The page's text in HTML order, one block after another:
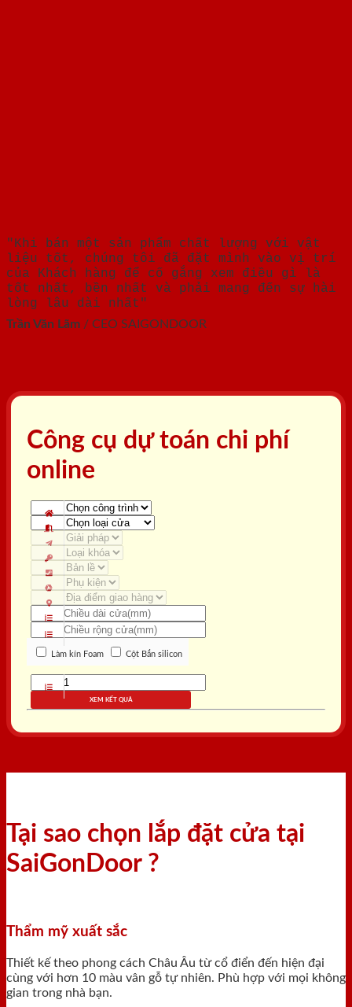
"Khi bán một sản phẩm chất lượng với vật
liệu tốt, chúng tôi đã đặt mình vào vị trí
của Khách hàng để cố gắng xem điều gì là
tốt nhất, bền nhất và phải mang đến sự hài
lòng lâu dài nhất"
Trần Văn Lãm / CEO SAIGONDOOR
Công cụ dự toán chi phí
online
Làm kín Foam Cột Bắn silicon
XEM KẾT QUẢ
Tại sao chọn lắp đặt cửa tại
SaiGonDoor ?
Thẩm mỹ xuất sắc
Thiết kế theo phong cách Châu Âu từ cổ điển đến hiện đại
cùng với hơn 10 màu vân gỗ tự nhiên. Phù hợp với mọi không
gian trong nhà bạn.